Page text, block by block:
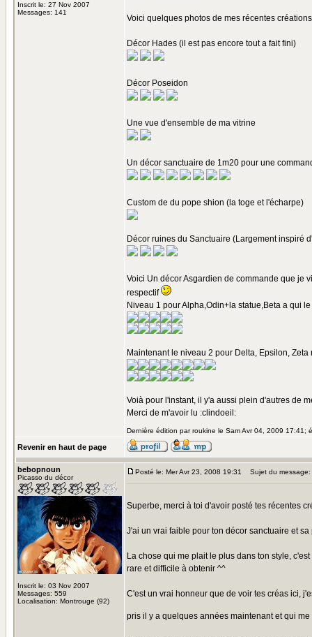
Inscrit le: 27 Nov 2007
Messages: 141
Voici quelques photos de mes récentes
Décor Hades (il est pas encore tout a fait fini)
Décor Poseidon
Une vue d'ensemble de ma vitrine
Un décor sanctuaire de 1m20 pour une
Custom de du pope shion (la toge et l'écharpe)
Décor ruines du Sanctuaire (Largement inspiré
Voici Un décor Asgardien de commande que je
respectif
Niveau 1 pour Alpha,Odin+la statue,Beta a qui
Maintenant le niveau 2 pour Delta, Epsilon,
Voià pour l'instant, il y'a aussi plein d'autres de
Merci de m'avoir lu :clindoeil:
Dernière édition par roukine le Sam Avr 04, 2009 17:41;
Revenir en haut de page
bebopnoun
Picasso du décor
Inscrit le: 03 Nov 2007
Messages: 559
Localisation: Montrouge (92)
Posté le: Mer Avr 23, 2008 19:31 Sujet du message:
Superbe, merci à toi d'avoir posté tes récentes
J'ai un vrai faible pour ton décor sanctuaire et
La chose qui me plait le plus dans ton style,
rare et difficile à obtenir ^^
C'est un vrai honneur que de voir tes créas ici,
pris il y a quelques années maintenant et qui